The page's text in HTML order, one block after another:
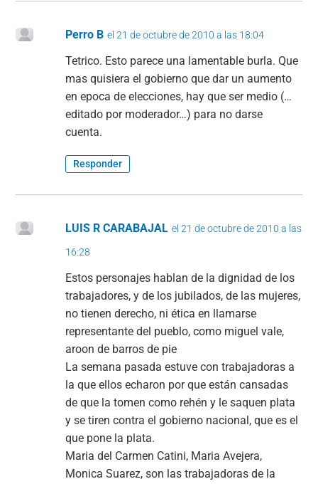
Perro B el 21 de octubre de 2010 a las 18:04
Tetrico. Esto parece una lamentable burla. Que
mas quisiera el gobierno que dar un aumento
en epoca de elecciones, hay que ser medio (…
editado por moderador…) para no darse
cuenta.
Responder
LUIS R CARABAJAL el 21 de octubre de 2010 a las
16:28
Estos personajes hablan de la dignidad de los
trabajadores, y de los jubilados, de las mujeres,
no tienen derecho, ni ética en llamarse
representante del pueblo, como miguel vale,
aroon de barros de pie
La semana pasada estuve con trabajadoras a
la que ellos echaron por que están cansadas
de que la tomen como rehén y le saquen plata
y se tiren contra el gobierno nacional, que es el
que pone la plata.
Maria del Carmen Catini, Maria Avejera,
Monica Suarez, son las trabajadoras de la